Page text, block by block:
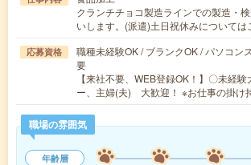
クランチチョコ製造ラインでの製造・
いします。(派遣)土日祝休みについて
応募資格
職種未経験OK / ブランクOK / パソコン
要
【来社不要、WEB登録OK！】〇未経
ー、主婦(夫) 大歓迎！ ※お仕事の掛け
職場の雰囲気
年齢層